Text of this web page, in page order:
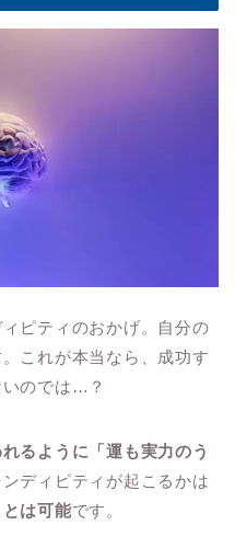
ピティのおかげ。自分の
これが本当なら、成功す
のでは…？
るように「運も実力のう
ディピティが起こるかは
は可能です。